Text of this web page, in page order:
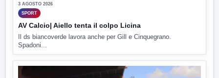
3 AGOSTO 2026
SPORT
AV Calcio| Aiello tenta il colpo Licina
Il ds biancoverde lavora anche per Gill e Cinquegrano.
Spadoni...